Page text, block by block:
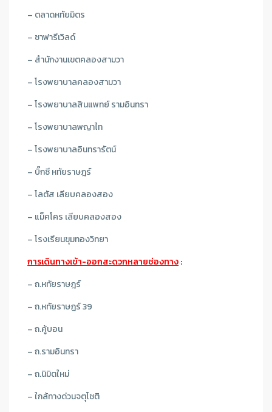
– ตลาดหทัยมิตร
– ซาฟารีเวิลด์
– สำนักงานเขตคลองสามวา
– โรงพยาบาลคลองสามวา
– โรงพยาบาลสินแพทย์ รามอินทรา
– โรงพยาบาลพญาไท
– โรงพยาบาลอินทรารัตน์
– บิ๊กซี หทัยราษฎร์
– โลตัส เลียบคลองสอง
– แม็คโคร เลียบคลองสอง
– โรงเรียนขุมทองวิทยา
การเดินทางเข้า-ออกสะดวกหลายช่องทาง:
– ถ.หทัยราษฎร์
– ถ.หทัยราษฎร์ 39
– ถ.คู้บอน
– ถ.รามอินทรา
– ถ.นิมิตใหม่
– ใกล้ทางด่วนจตุโชติ